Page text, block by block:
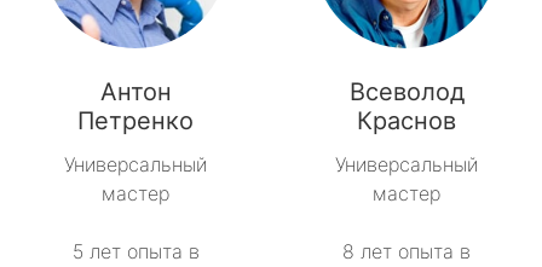
Антон
Петренко
Универсальный
мастер
5 лет опыта в
Всеволод
Краснов
Универсальный
мастер
8 лет опыта в